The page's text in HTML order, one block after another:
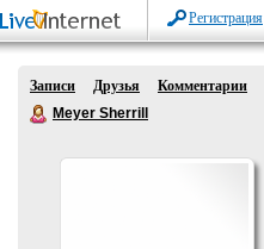
Регистрация
Записи Друзья
Комментарии
Meyer Sherrill